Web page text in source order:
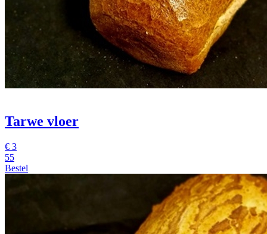
Tarwe vloer
€ 3
55
Bestel